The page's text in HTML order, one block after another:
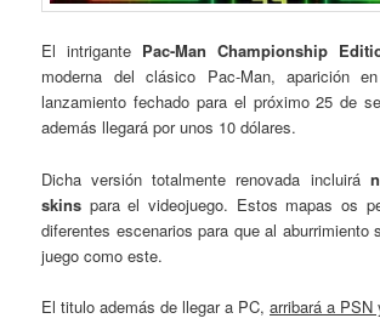
El intrigante Pac-Man Championship
moderna del clásico Pac-Man, aparición en
lanzamiento fechado para el próximo 25 de
además llegará por unos 10 dólares.
Dicha versión totalmente renovada incluirá
skins para el videojuego. Estos mapas os
diferentes escenarios para que al aburrimiento
juego como este.
El titulo además de llegar a PC,arribará a